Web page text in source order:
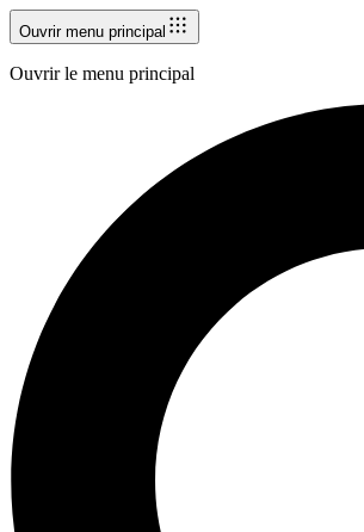
Ouvrir menu principal
Ouvrir le menu principal